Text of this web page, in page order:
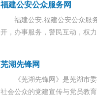
12月27日，成...
福建公安公众服务网
福建公安,福建公安公众服
开，办事服务，警民互动，权
芜湖先锋网
《芜湖先锋网》是芜湖市
社会公众的党建宣传与党员教